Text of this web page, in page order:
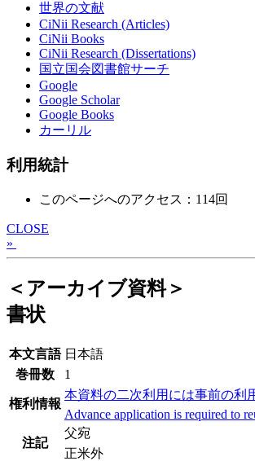
世界の文献
CiNii Research (Articles)
CiNii Books
CiNii Research (Dissertations)
国立国会図書館サーチ
Google
Google Scholar
Google Books
カーリル
利用統計
このページへのアクセス：114回
CLOSE
»
＜アーカイブ資料＞
書状
本文言語 日本語
巻冊数
1
権利情報
本資料の二次利用には事前の利
Advance application is required to
注記
父宛
正米外